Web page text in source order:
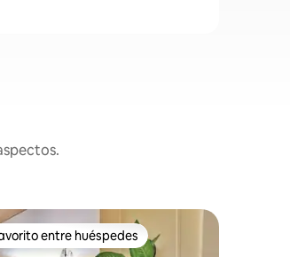
entre huéspedes preferido
entre huéspedes